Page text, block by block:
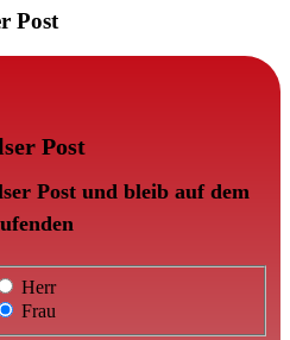
Post
Post
Post und bleib auf dem
Herr
Frau